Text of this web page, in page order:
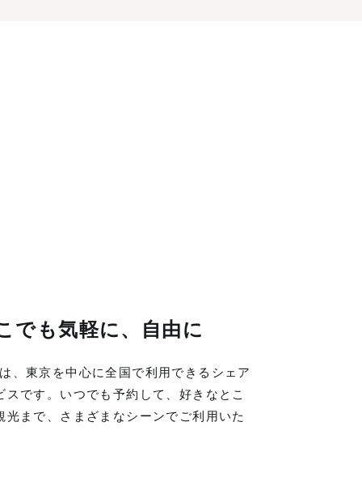
でも気軽に、自由に
、東京を中心に全国で利用できるシェア
スです。いつでも予約して、好きなとこ
光まで、さまざまなシーンでご利用いた